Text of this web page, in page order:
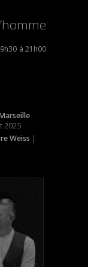
21h00
2025
Weiss |